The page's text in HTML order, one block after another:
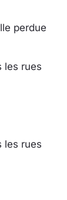
perdue
les rues
les rues